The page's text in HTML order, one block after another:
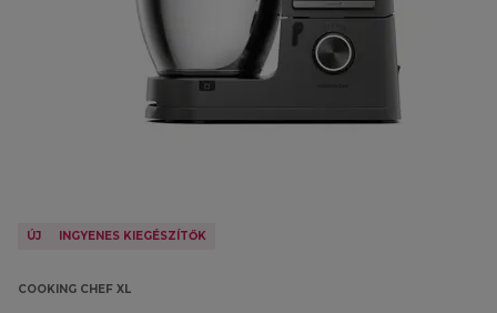
ÚJ INGYENES KIEGÉSZÍTŐK
COOKING CHEF XL